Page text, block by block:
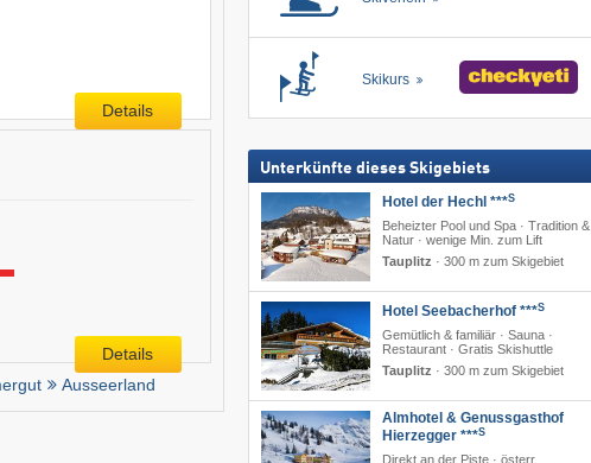
Details
Details
Ausseerland
Skikurs
Unterkünfte dieses Skigebiets
Hotel der Hechl ***S
Beheizter Pool und Spa · Tradition &
Natur · wenige Min. zum Lift
Tauplitz · 300 m zum Skigebiet
Hotel Seebacherhof ***S
Gemütlich & familiär · Sauna ·
Restaurant · Gratis Skishuttle
Tauplitz · 300 m zum Skigebiet
Almhotel & Genussgasthof
Hierzegger ***S
Direkt an der Piste · österr.